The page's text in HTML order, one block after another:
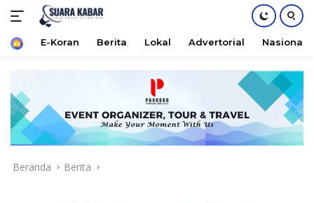
konten
HomeE-Koran Berita Lokal Advertorial Nasional
Beranda Berita